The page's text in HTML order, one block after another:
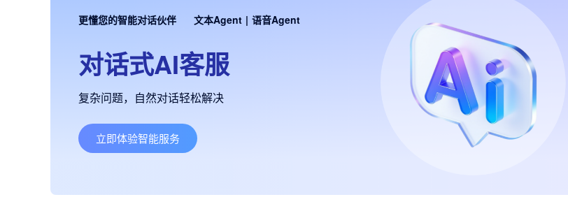
更懂您的智能对话伙伴 文本Agent | 语音Agent
对话式AI客服
复杂问题，自然对话轻松解决
立即体验智能服务